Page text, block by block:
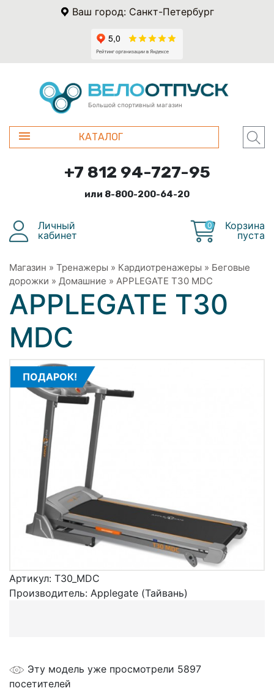
Ваш город: Санкт-Петербург
Большой спортивный магазин
КАТАЛОГ
+7 812 94-727-95
или 8-800-200-64-20
Личный
кабинет
0
Корзина
пуста
Магазин » Тренажеры » Кардиотренажеры » Беговые
дорожки » Домашние » APPLEGATE T30 МDC
APPLEGATE T30
МDC
ПОДАРОК!
Артикул: T30_MDC
Производитель: Applegate (Тайвань)
Эту модель уже просмотрели 5897
посетителей